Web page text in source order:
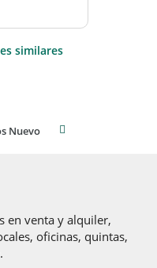
similares
Nuevo
en venta y alquiler,
oficinas, quintas,